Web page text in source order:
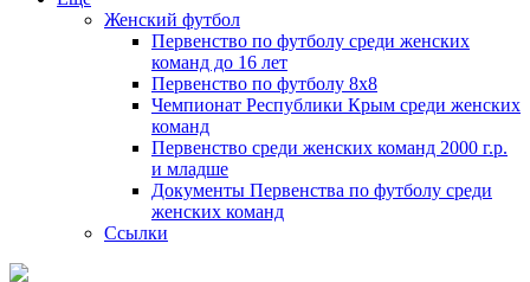
Женский футбол
Первенство по футболу среди женских
команд до 16 лет
Первенство по футболу 8х8
Чемпионат Республики Крым среди женских
команд
Первенство среди женских команд 2000 г.р.
и младше
Документы Первенства по футболу среди
женских команд
Ссылки